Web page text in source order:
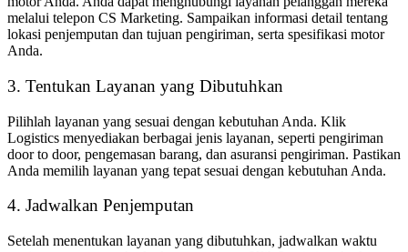
melalui telepon CS Marketing. Sampaikan informasi detail tentang
lokasi penjemputan dan tujuan pengiriman, serta spesifikasi motor
Anda.
3. Tentukan Layanan yang Dibutuhkan
Pilihlah layanan yang sesuai dengan kebutuhan Anda. Klik
Logistics menyediakan berbagai jenis layanan, seperti pengiriman
door to door, pengemasan barang, dan asuransi pengiriman. Pastikan
Anda memilih layanan yang tepat sesuai dengan kebutuhan Anda.
4. Jadwalkan Penjemputan
Setelah menentukan layanan yang dibutuhkan, jadwalkan waktu